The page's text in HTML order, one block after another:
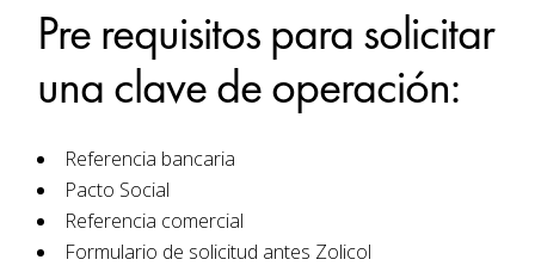
Pre requisitos para solicitar
una clave de operación:
Referencia bancaria
Pacto Social
Referencia comercial
Formulario de solicitud antes Zolicol